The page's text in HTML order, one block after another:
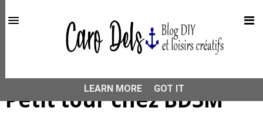
Petit tour chez BD3M
This site uses cookies from Google to deliver its services
and to analyze traffic. Your IP address and user-agent are
shared with Google along with performance and security
metrics to ensure quality of service, generate usage
LEARN MORE
GOT IT